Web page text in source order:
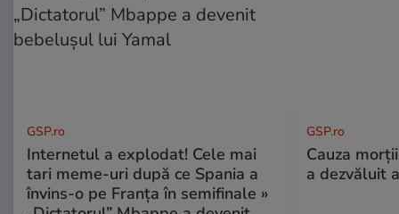
GSP.ro
Internetul a explodat! Cele mai
tari meme-uri după ce Spania a
învins-o pe Franța în semifinale »
GSP.ro
Cauza
a dezvăluit